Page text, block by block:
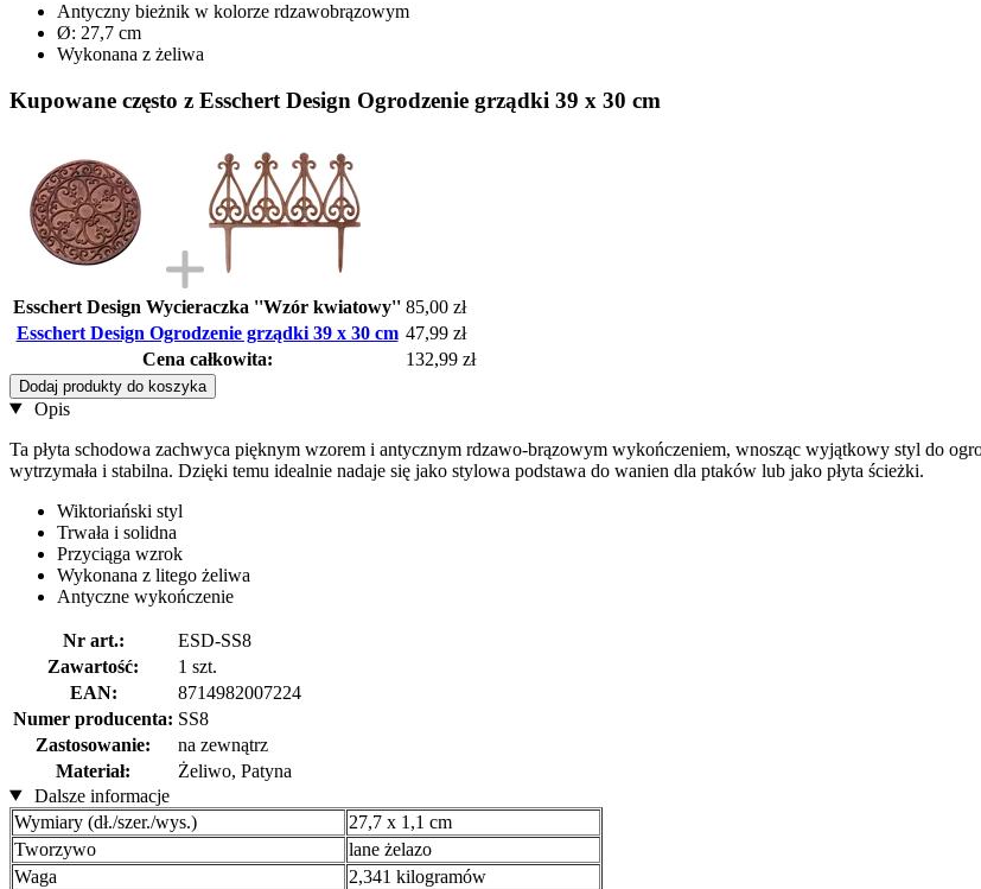
Antyczny bieżnik w kolorze rdzawobrązowym
Ø: 27,7 cm
Wykonana z żeliwa
Kupowane często z Esschert Design Ogrodzenie grządki 39 x 30 cm
Esschert Design Wycieraczka ''Wzór kwiatowy'' 85,00 zł
Esschert Design Ogrodzenie grządki 39 x 30 cm 47,99 zł
Cena całkowita:
132,99 zł
Dodaj produkty do koszyka
Opis
Ta płyta schodowa zachwyca pięknym wzorem i antycznym rdzawo-brązowym wykończeniem, wnosząc wyjątkowy styl do
wytrzymała i stabilna. Dzięki temu idealnie nadaje się jako stylowa podstawa do wanien dla ptaków lub jako płyta ścieżki.
Wiktoriański styl
Trwała i solidna
Przyciąga wzrok
Wykonana z litego żeliwa
Antyczne wykończenie
Nr art.:
ESD-SS8
Zawartość:
1 szt.
EAN:
8714982007224
Numer producenta: SS8
Zastosowanie:
na zewnątrz
Materiał:
Żeliwo, Patyna
Dalsze informacje
Wymiary (dł./szer./wys.)
27,7 x 1,1 cm
Tworzywo
lane żelazo
Waga
2,341 kilogramów